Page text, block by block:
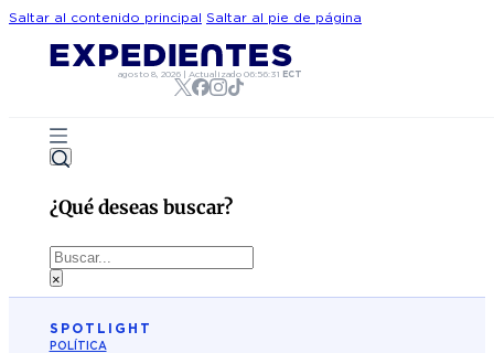
Saltar al contenido principal Saltar al pie de página
agosto 8, 2026| Actualizado 06:56:31 ECT
¿Qué deseas buscar?
Buscar
×
SPOTLIGHT
POLÍTICA